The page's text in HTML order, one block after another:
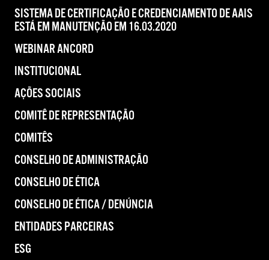
SISTEMA DE CERTIFICAÇÃO E CREDENCIAMENTO DE AAIS
ESTÁ EM MANUTENÇÃO EM 16.03.2020
WEBINAR ANCORD
INSTITUCIONAL
AÇÕES SOCIAIS
COMITÊ DE REPRESENTAÇÃO
COMITÊS
CONSELHO DE ADMINISTRAÇÃO
CONSELHO DE ÉTICA
CONSELHO DE ÉTICA / DENÚNCIA
ENTIDADES PARCEIRAS
ESG